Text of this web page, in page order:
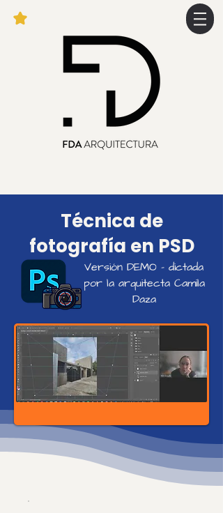
Técnica de
fotografía en PSD
Versión DEMO - dictada
por la arquitecta Camila
Daza